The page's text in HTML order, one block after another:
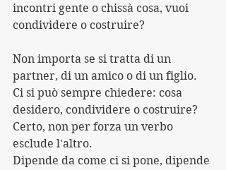
incontri gente o chissà cosa, vuoi
condividere o costruire?
Non importa se si tratta di un
partner, di un amico o di un figlio.
Ci si può sempre chiedere: cosa
desidero, condividere o costruire?
Certo, non per forza un verbo
esclude l'altro.
Dipende da come ci si pone, dipende